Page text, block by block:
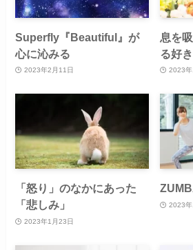
Superfly『Beautiful』が
心に沁みる
2023年2月11日
息を
る好
2023年
「怒り」のなかにあった
「悲しみ」
2023年1月23日
2023年